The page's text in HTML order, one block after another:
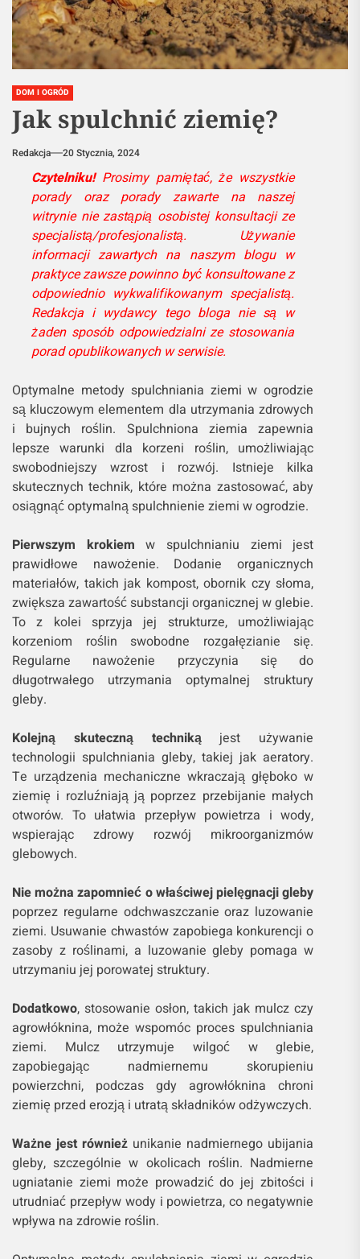
DOM I OGRÓD
Jak spulchnić ziemię?
Redakcja 20 Stycznia, 2024
Czytelniku!Prosimy pamiętać, że wszystkie
porady oraz porady zawarte na naszej
witrynie nie zastąpią osobistej konsultacji ze
specjalistą/profesjonalistą. Używanie
informacji zawartych na naszym blogu w
praktyce zawsze powinno być konsultowane z
odpowiednio wykwalifikowanym specjalistą.
Redakcja i wydawcy tego bloga nie są w
żaden sposób odpowiedzialni ze stosowania
porad opublikowanych w serwisie.
Optymalne metody spulchniania ziemi w ogrodzie
są kluczowym elementem dla utrzymania zdrowych
i bujnych roślin. Spulchniona ziemia zapewnia
lepsze warunki dla korzeni roślin, umożliwiając
swobodniejszy wzrost i rozwój. Istnieje kilka
skutecznych technik, które można zastosować, aby
osiągnąć optymalną spulchnienie ziemi w ogrodzie.
Pierwszym krokiem w spulchnianiu ziemi jest
prawidłowe nawożenie. Dodanie organicznych
materiałów, takich jak kompost, obornik czy słoma,
zwiększa zawartość substancji organicznej w glebie.
To z kolei sprzyja jej strukturze, umożliwiając
korzeniom roślin swobodne rozgałęzianie się.
Regularne nawożenie przyczynia się do
długotrwałego utrzymania optymalnej struktury
gleby.
Kolejną skuteczną technikąjest używanie
technologii spulchniania gleby, takiej jak aeratory.
Te urządzenia mechaniczne wkraczają głęboko w
ziemię i rozluźniają ją poprzez przebijanie małych
otworów. To ułatwia przepływ powietrza i wody,
wspierając zdrowy rozwój mikroorganizmów
glebowych.
Nie można zapomnieć o właściwej pielęgnacji gleby
poprzez regularne odchwaszczanie oraz luzowanie
ziemi. Usuwanie chwastów zapobiega konkurencji o
zasoby z roślinami, a luzowanie gleby pomaga w
utrzymaniu jej porowatej struktury.
Dodatkowo, stosowanie osłon, takich jak mulcz czy
agrowłóknina, może wspomóc proces spulchniania
ziemi. Mulcz utrzymuje wilgoć w glebie,
zapobiegając nadmiernemu skorupieniu
powierzchni, podczas gdy agrowłóknina chroni
ziemię przed erozją i utratą składników odżywczych.
Ważne jest również unikanie nadmiernego ubijania
gleby, szczególnie w okolicach roślin. Nadmierne
ugniatanie ziemi może prowadzić do jej zbitości i
utrudniać przepływ wody i powietrza, co negatywnie
wpływa na zdrowie roślin.